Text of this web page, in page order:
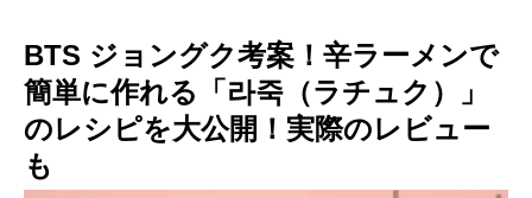
BTS ジョングク考案！辛ラーメンで
簡単に作れる「라죽（ラチュク）」
のレシピを大公開！実際のレビュー
も